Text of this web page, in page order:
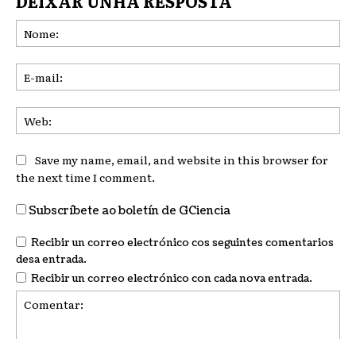
Save my name, email, and website in this browser for
the next time I comment.
Subscríbete ao boletín de GCiencia
Recibir un correo electrónico cos seguintes comentarios
desa entrada.
Recibir un correo electrónico con cada nova entrada.